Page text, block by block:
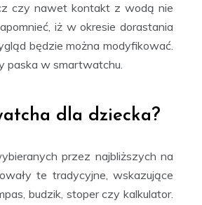
czy nawet kontakt z wodą nie
iż w okresie dorastania
będzie można modyfikować.
paska w smartwatchu.
dla dziecka?
przez najbliższych na
te tradycyjne, wskazujące
budzik, stoper czy kalkulator.